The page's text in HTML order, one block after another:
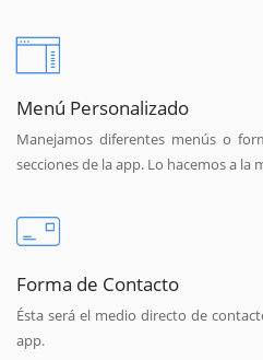
Menú Personalizado
Manejamos diferentes menús o
secciones de la app. Lo hacemos a la
Forma de Contacto
Ésta será el medio directo de
app.